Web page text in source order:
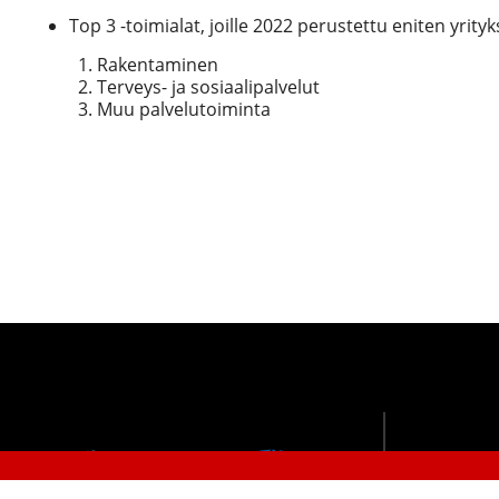
Top 3 -toimialat, joille 2022 perustettu eniten
Rakentaminen
Terveys- ja sosiaalipalvelut
Muu palvelutoiminta
VISIT